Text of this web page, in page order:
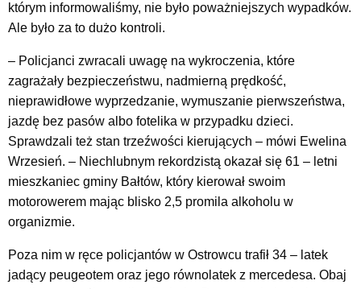
którym informowaliśmy, nie było poważniejszych wypadków.
Ale było za to dużo kontroli.
– Policjanci zwracali uwagę na wykroczenia, które
zagrażały bezpieczeństwu, nadmierną prędkość,
nieprawidłowe wyprzedzanie, wymuszanie pierwszeństwa,
jazdę bez pasów albo fotelika w przypadku dzieci.
Sprawdzali też stan trzeźwości kierujących – mówi Ewelina
Wrzesień. – Niechlubnym rekordzistą okazał się 61 – letni
mieszkaniec gminy Bałtów, który kierował swoim
motorowerem mając blisko 2,5 promila alkoholu w
organizmie.
Poza nim w ręce policjantów w Ostrowcu trafił 34 – latek
jadący peugeotem oraz jego równolatek z mercedesa. Obaj